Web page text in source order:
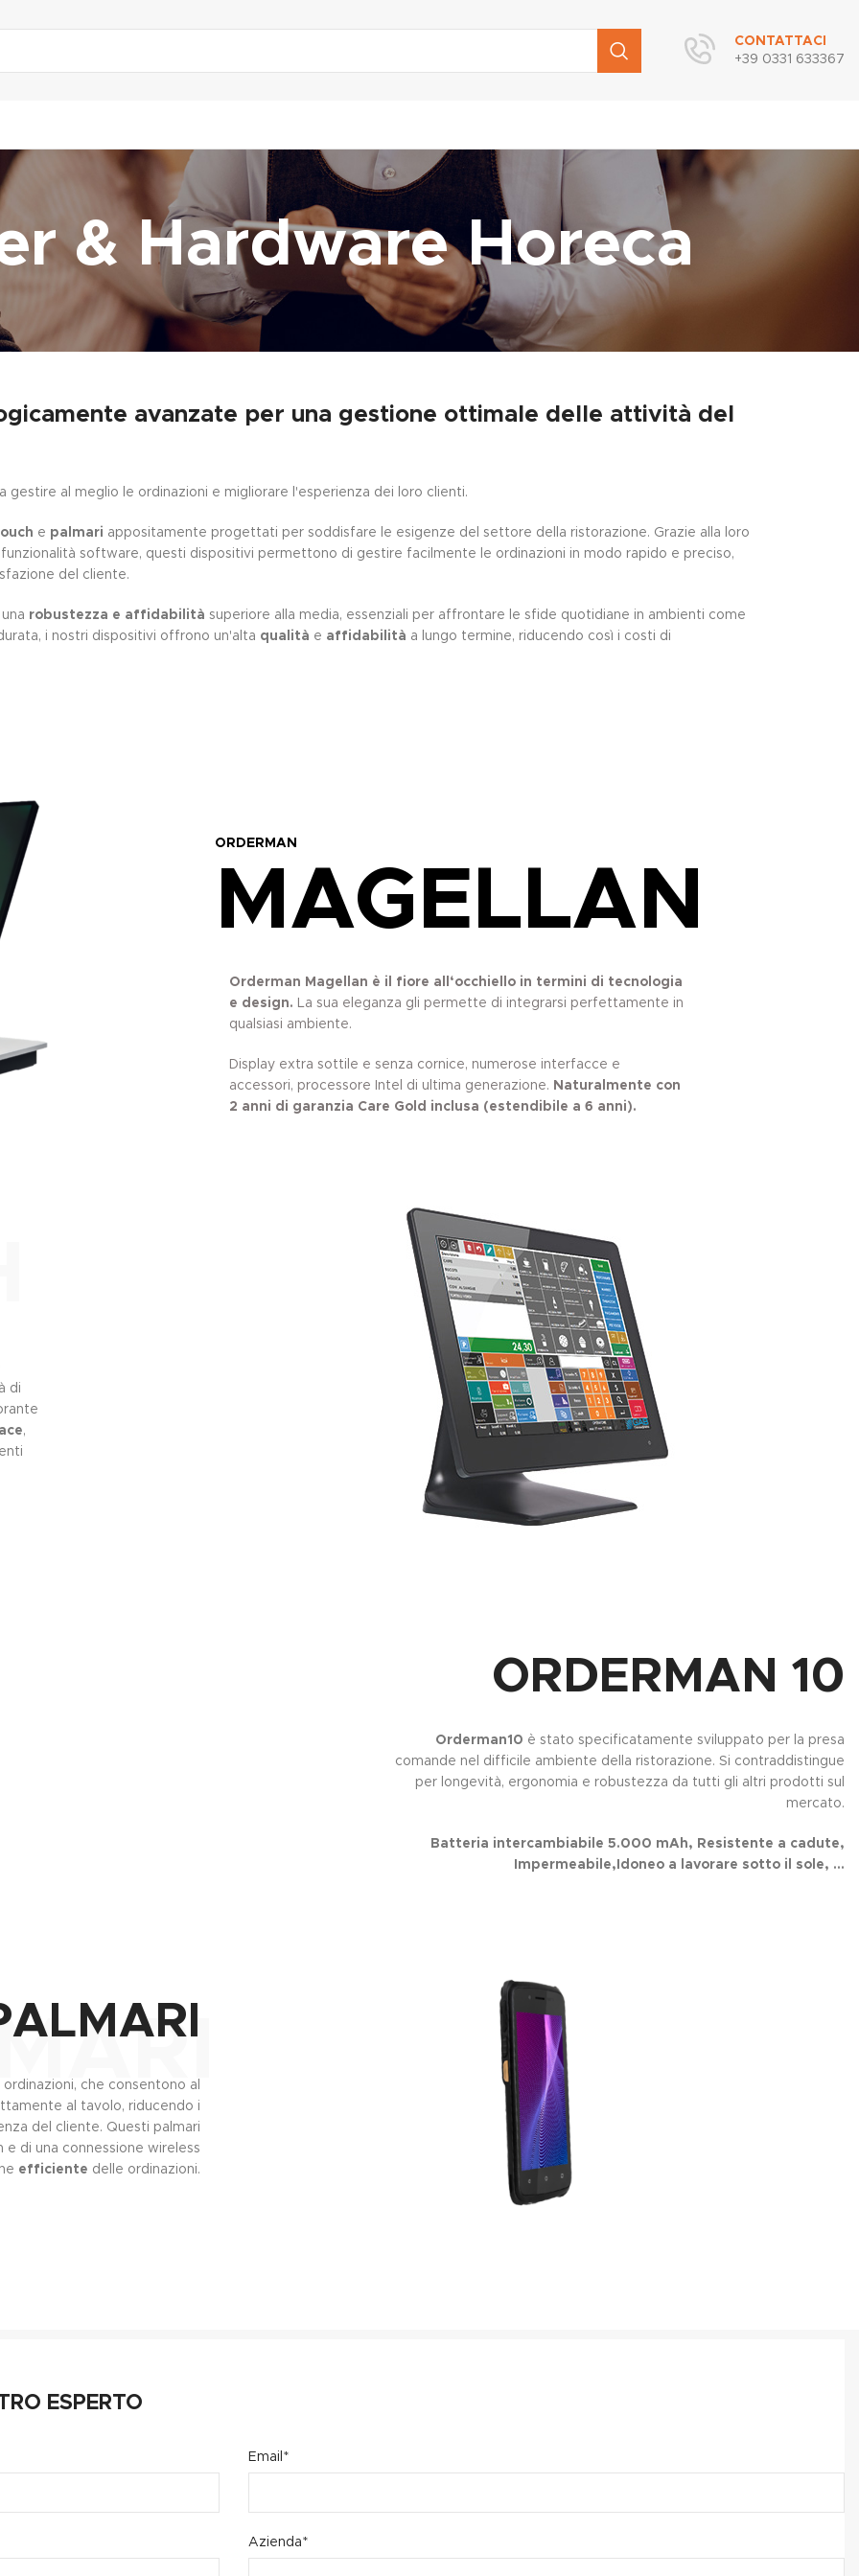
CONTATTACI
+39 0331 633367
& Hardware Horeca
avanzate per una gestione ottimale delle attività del
gestire al meglio le ordinazioni e migliorare l'esperienza dei loro clienti.
e palmari appositamente progettati per soddisfare le esigenze del settore della ristorazione. Grazie alla loro
software, questi dispositivi permettono di gestire facilmente le ordinazioni in modo rapido e preciso,
del cliente.
robustezza e affidabilità superiore alla media, essenziali per affrontare le sfide quotidiane in ambienti come
i nostri dispositivi offrono un'alta qualità e affidabilità a lungo termine, riducendo così i costi di
ORDERMAN
MAGELLAN
Orderman Magellan è il fiore all‘occhiello in termini di tecnologia
e design. La sua eleganza gli permette di integrarsi perfettamente in
qualsiasi ambiente.
Display extra sottile e senza cornice, numerose interfacce e
accessori, processore Intel di ultima generazione. Naturalmente con
2 anni di garanzia Care Gold inclusa (estendibile a 6 anni).
di
,
ORDERMAN 10
Orderman10 è stato specificatamente sviluppato per la presa
comande nel difficile ambiente della ristorazione. Si contraddistingue
per longevità, ergonomia e robustezza da tutti gli altri prodotti sul
mercato.
Batteria intercambiabile 5.000 mAh, Resistente a cadute,
Impermeabile,Idoneo a lavorare sotto il sole, ...
che consentono al
al tavolo, riducendo i
del cliente. Questi palmari
di una connessione wireless
efficiente delle ordinazioni.
ESPERTO
Email*
Azienda*